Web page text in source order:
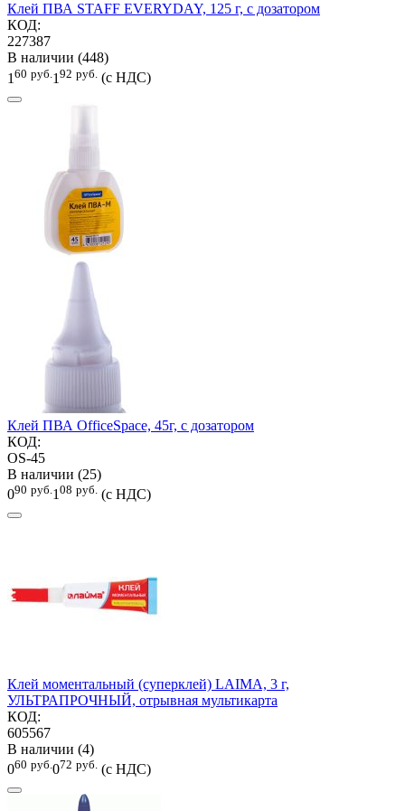
Клей ПВА STAFF EVERYDAY, 125 г, с дозатором
КОД:
227387
В наличии (448)
1 60 руб. 1 92 руб. (с НДС)
Клей ПВА OfficeSpace, 45г, с дозатором
КОД:
OS-45
В наличии (25)
090 руб. 1 08 руб. (с НДС)
Клей моментальный (суперклей) LAIMA, 3 г,
УЛЬТРАПРОЧНЫЙ, отрывная мультикарта
КОД:
605567
В наличии (4)
060 руб.072 руб. (с НДС)